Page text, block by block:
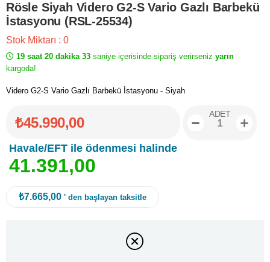
Rösle Siyah Videro G2-S Vario Gazlı Barbekü
İstasyonu (RSL-25534)
Stok Miktarı : 0
19 saat 20 dakika 33 saniye içerisinde sipariş verirseniz yarın
kargoda!
Videro G2-S Vario Gazlı Barbekü İstasyonu - Siyah
₺45.990,00
Havale/EFT ile ödenmesi halinde
41.391,00
ADET
₺7.665,00 ' den başlayan taksitle